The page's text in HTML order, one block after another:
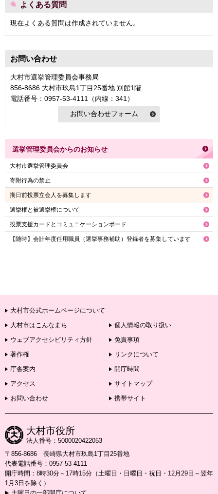
よくある質問
現在よくある質問は作成されていません。
お問い合わせ
大村市選挙管理委員会事務局
856-8686 大村市玖島1丁目25番地 別館1階
電話番号：0957-53-4111（内線：341）
選挙管理委員会からのお知らせ
大村市選挙管理委員会
寄附行為の禁止
期日前投票立会人を募集します
選挙権と被選挙権について
投票支援カードとコミュニケーションボード
【随時】会計年度任用職員（選挙事務補助）登録者を募集しています
大村市公式ホームページについて
大村市はこんなまち
個人情報の取り扱い
ウェブアクセシビリティ方針
免責事項
著作権
リンクについて
庁舎案内
開庁時間
アクセス
サイトマップ
お問い合わせ
携帯サイト
大村市役所
法人番号：5000020422053
〒856-8686 長崎県大村市玖島1丁目25番地
代表電話番号：0957-53-4111
開庁時間：8時30分～17時15分（土曜日・日曜日・祝日・12月29日～翌年
1月3日を除く）